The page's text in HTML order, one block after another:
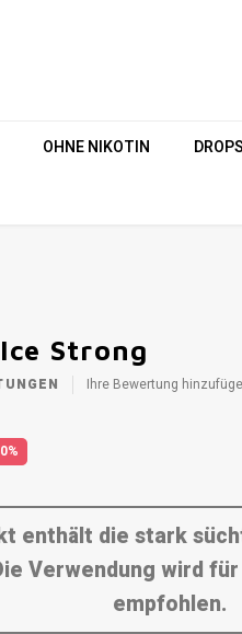
OHNE NIKOTIN DROPS
Strong
Ihre Bewertung
enthält die stark
Verwendung wird
empfohlen.